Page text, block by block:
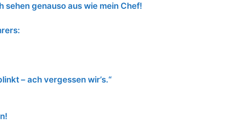
sehen genauso aus wie mein Chef!
– ach vergessen wir’s.“